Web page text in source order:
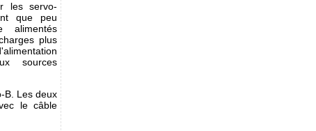
les servo-
que peu
alimentés
plus
sources
B. Les deux
le câble